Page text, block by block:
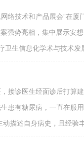
络技术和产品展会”在厦
强势亮相，集中展示安
卫生信息化学术与技术发
接诊医生经面诊后打算
患有糖尿病，一直在服
描述自身病史，且经验